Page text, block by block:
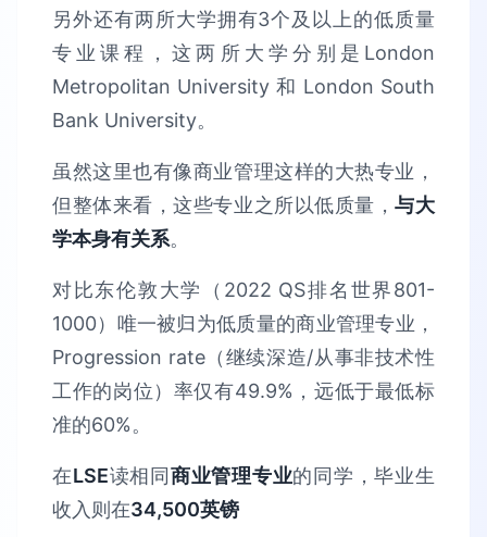
另外还有两所大学拥有3个及以上的低质量
专业课程，这两所大学分别是London
Metropolitan University 和 London South
Bank University。
虽然这里也有像商业管理这样的大热专业，
但整体来看，这些专业之所以低质量，与大
学本身有关系。
对比东伦敦大学（2022 QS排名世界801-
1000）唯一被归为低质量的商业管理专业，
Progression rate（继续深造/从事非技术性
工作的岗位）率仅有49.9%，远低于最低标
准的60%。
在LSE读相同商业管理专业的同学，毕业生
收入则在34,500英镑